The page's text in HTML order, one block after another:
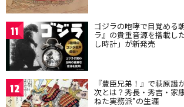
11 ゴジラの咆哮で目覚める
ラ』の貴重音源を搭載し
し時計」が新発売
12 『豊臣兄弟！』で萩原護
次とは？秀長・秀吉・家
ねた実務派”の生涯